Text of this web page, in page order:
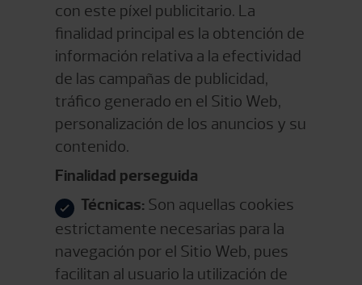
con este píxel publicitario. La
finalidad principal es la obtención de
información relativa a la efectividad
de las campañas de publicidad,
tráfico generado en el Sitio Web,
personalización de los anuncios y su
contenido.
Finalidad perseguida
Técnicas: Son aquellas cookies
estrictamente necesarias para la
navegación por el Sitio Web, pues
facilitan al usuario la utilización de